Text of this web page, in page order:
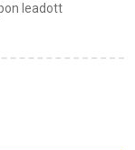
leadott